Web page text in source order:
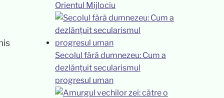
Orientul Mijlociu
Secolul fără dumnezeu: Cum a
dezlănțuit secularismul
progresul uman